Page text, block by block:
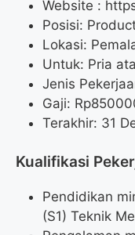
Website :
Posisi:
Lokasi:
Untuk: Pria
Jenis
Gaji: Rp
Terakhir: 31
Kualifikasi
Pendidikan
(S1) Teknik